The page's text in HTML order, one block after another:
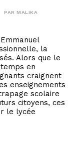
PAR MALIKA
la
Alors que le
en
craignent
enseignements
scolaire
citoyens, ces
le lycée